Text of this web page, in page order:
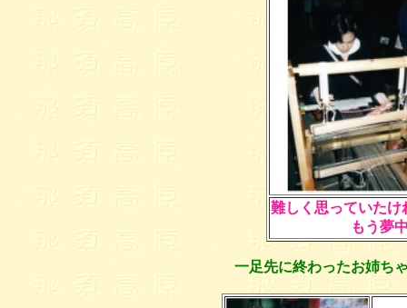
難しく思っていたけ
もう夢
一足先に終わったお姉ち